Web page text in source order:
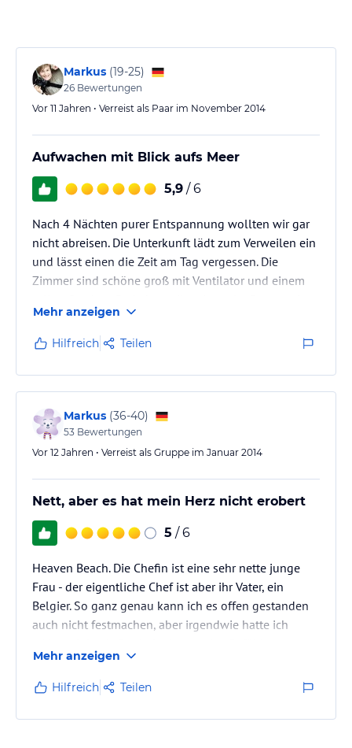
Markus (19-25)
26 Bewertungen
Vor 11 Jahren • Verreist als Paar im November 2014
Aufwachen mit Blick aufs Meer
5,9 / 6
Nach 4 Nächten purer Entspannung wollten wir gar
nicht abreisen. Die Unterkunft lädt zum Verweilen ein
und lässt einen die Zeit am Tag vergessen. Die
Zimmer sind schöne groß mit Ventilator und einem
heißem Wasser zu Duschen. Das Zimmer, Bett und Bad
wurde täglich gereinigt. Strom gab es 24h. Wir haben
uns hier sehr wohl gefühlt, das Personal tat alles um
unseren Aufenthalt so schön wie möglich zu
gestalten.
Der Koch beherrschte sein Handwerk und kochte…
Mehr anzeigen
Hilfreich Teilen
Markus (36-40)
53 Bewertungen
Vor 12 Jahren • Verreist als Gruppe im Januar 2014
Nett, aber es hat mein Herz nicht erobert
5 / 6
Heaven Beach. Die Chefin ist eine sehr nette junge
Frau - der eigentliche Chef ist aber ihr Vater, ein
Belgier. So ganz genau kann ich es offen gestanden
auch nicht festmachen, aber irgendwie hatte ich
Beobachtung zu stehen. Es war nicht die klassische
thailändische Freundlichkeit, irgendwie schien immer
ein wenig Reserviertheit dabei zu sein. Als wir nach 2
Tagen fragten, ob wir einen Tag früher abreisen
Mehr anzeigen
Hilfreich Teilen